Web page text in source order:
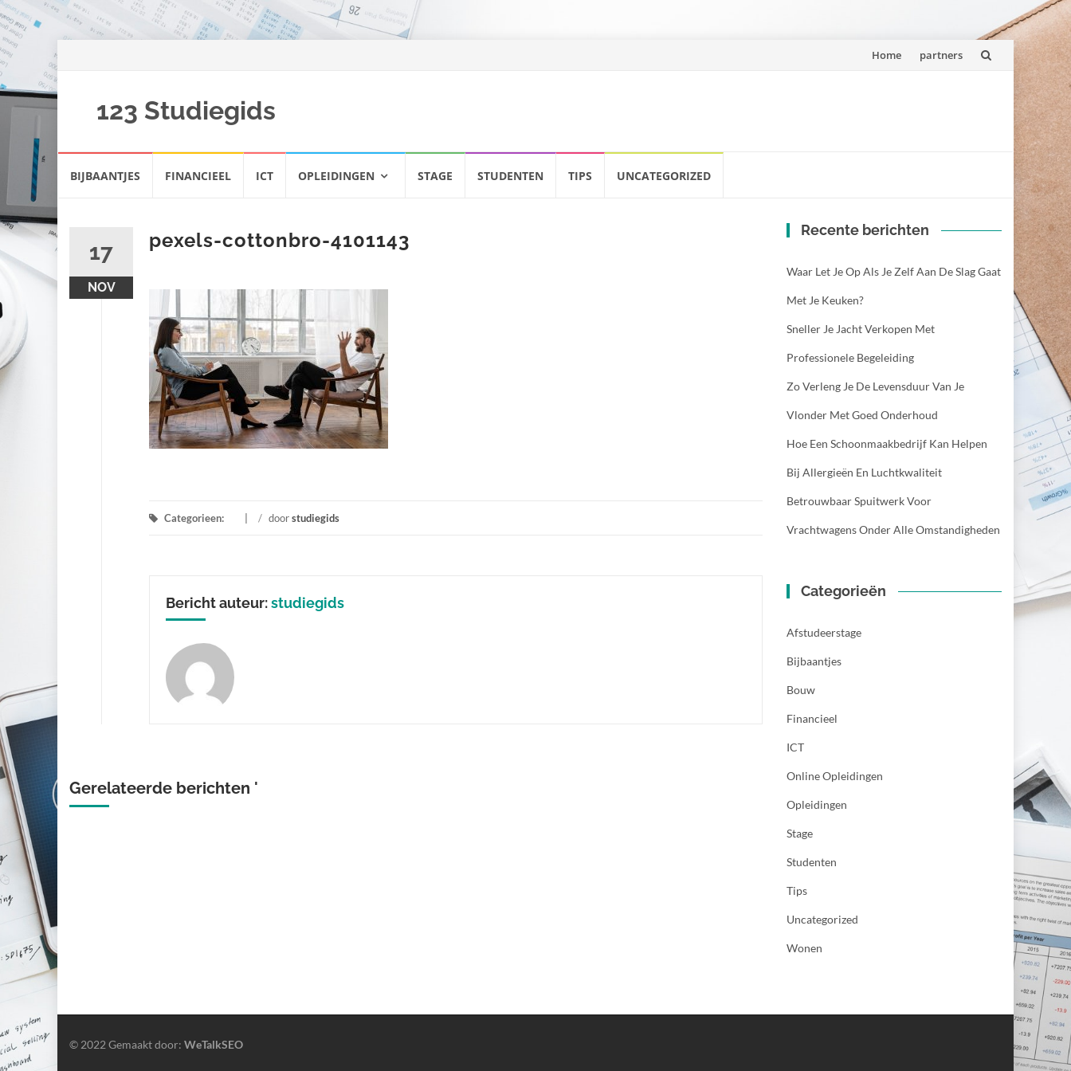
Spring
Home partners
123 Studiegids
naarBIJBAANTJES FINANCIEEL ICT OPLEIDINGEN STAGE STUDENTEN TIPS UNCATEGORIZED
17
NOV
pexels-cottonbro-4101143
Categorieen: / doorstudiegids
Bericht auteur:studiegids
Gerelateerde berichten '
Recente berichten
Waar Let Je Op Als Je Zelf Aan De Slag Gaat
Met Je Keuken?
Sneller Je Jacht Verkopen Met
Professionele Begeleiding
Zo Verleng Je De Levensduur Van Je
Vlonder Met Goed Onderhoud
Hoe Een Schoonmaakbedrijf Kan Helpen
Bij Allergieën En Luchtkwaliteit
Betrouwbaar Spuitwerk Voor
Vrachtwagens Onder Alle Omstandigheden
Categorieën
Afstudeerstage
Bijbaantjes
Bouw
Financieel
ICT
Online Opleidingen
Opleidingen
Stage
Studenten
Tips
Uncategorized
Wonen
© 2022 Gemaakt door: WeTalkSEO